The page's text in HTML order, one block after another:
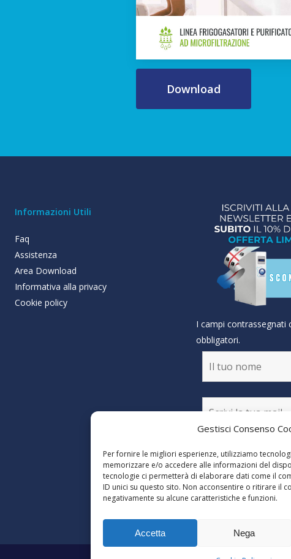
Gestisci Consenso
Per fornire le migliori esperienze, utilizziamo
memorizzare e/o accedere alle informazioni del
tecnologie ci permetterà di elaborare dati come il
ID unici su questo sito. Non acconsentire o ritirare il
negativamente su alcune caratteristiche e funzioni.
Accetta Nega
Download
Informazioni Utili
Faq
Assistenza
Area Download
Informativa alla privacy
Cookie policy
I campi contrassegnati
obbligatori.